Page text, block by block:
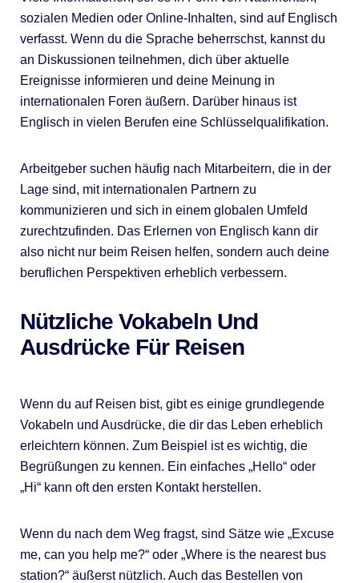
sozialen Medien oder Online-Inhalten, sind auf Englisch
verfasst. Wenn du die Sprache beherrschst, kannst du
an Diskussionen teilnehmen, dich über aktuelle
Ereignisse informieren und deine Meinung in
internationalen Foren äußern. Darüber hinaus ist
Englisch in vielen Berufen eine Schlüsselqualifikation.
Arbeitgeber suchen häufig nach Mitarbeitern, die in der
Lage sind, mit internationalen Partnern zu
kommunizieren und sich in einem globalen Umfeld
zurechtzufinden. Das Erlernen von Englisch kann dir
also nicht nur beim Reisen helfen, sondern auch deine
beruflichen Perspektiven erheblich verbessern.
Nützliche Vokabeln Und
Ausdrücke Für Reisen
Wenn du auf Reisen bist, gibt es einige grundlegende
Vokabeln und Ausdrücke, die dir das Leben erheblich
erleichtern können. Zum Beispiel ist es wichtig, die
Begrüßungen zu kennen. Ein einfaches „Hello“ oder
„Hi“ kann oft den ersten Kontakt herstellen.
Wenn du nach dem Weg fragst, sind Sätze wie „Excuse
me, can you help me?“ oder „Where is the nearest bus
station?“ äußerst nützlich. Auch das Bestellen von